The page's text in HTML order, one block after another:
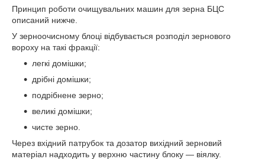
Принцип роботи очищувальних машин для зерна БЦС
описаний нижче.
У зерноочисному блоці відбувається розподіл зернового
вороху на такі фракції:
легкі домішки;
дрібні домішки;
подрібнене зерно;
великі домішки;
чисте зерно.
Через вхідний патрубок та дозатор вихідний зерновий
матеріал надходить у верхню частину блоку — віялку.